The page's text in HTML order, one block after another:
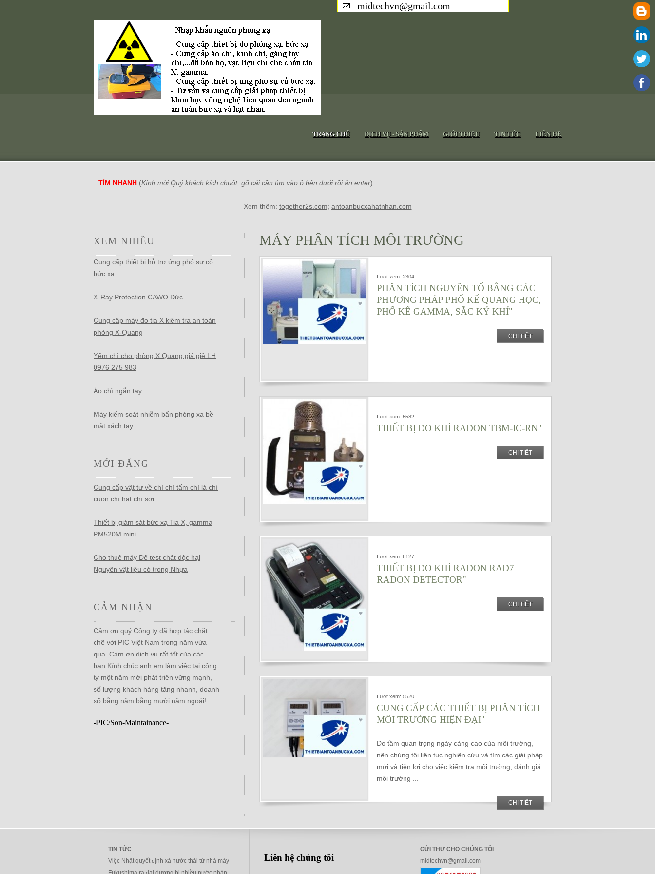
midtechvn@gmail.com
TRANG CHỦ DỊCH VỤ - SẢN PHẨM GIỚI THIỆU TIN TỨC LIÊN HỆ
TÌM NHANH (Kính mời Quý khách kích chuột, gõ cái cần tìm vào ô bên dưới rồi ấn enter):
Xem thêm: together2s.com; antoanbucxahatnhan.com
XEM NHIỀU
Cung cấp thiết bị hỗ trợ ứng phó sự cố
bức xạ
X-Ray Protection CAWO Đức
Cung cấp máy đo tia X kiểm tra an toàn
phòng X-Quang
Yếm chì cho phòng X Quang giá giẻ LH
0976 275 983
Áo chì ngắn tay
Máy kiểm soát nhiễm bẩn phóng xạ bề
mặt xách tay
MỚI ĐĂNG
Cung cấp vật tư về chì chì tấm chì lá chì
cuộn chì hạt chì sợi...
Thiết bị giám sát bức xạ Tia X, gamma
PM520M mini
Cho thuê máy Để test chất độc hại
Nguyên vật liệu có trong Nhựa
CẢM NHẬN
Cảm ơn quý Công ty đã hợp tác chặt
chẽ với PIC Việt Nam trong năm vừa
qua. Cảm ơn dịch vụ rất tốt của các
bạn.Kính chúc anh em làm việc tại công
ty một năm mới phát triển vững mạnh,
số lượng khách hàng tăng nhanh, doanh
số bằng năm bằng mười năm ngoái!
-PIC/Son-Maintainance-
MÁY PHÂN TÍCH MÔI TRƯỜNG
Lượt xem: 2304
PHÂN TÍCH NGUYÊN TỐ BẰNG CÁC
PHƯƠNG PHÁP PHỔ KẾ QUANG HỌC,
PHỔ KẾ GAMMA, SẮC KÝ KHÍ"
CHI TIẾT
Lượt xem: 5582
THIẾT BỊ ĐO KHÍ RADON TBM-IC-RN"
CHI TIẾT
Lượt xem: 6127
THIẾT BỊ ĐO KHÍ RADON RAD7
RADON DETECTOR"
CHI TIẾT
Lượt xem: 5520
CUNG CẤP CÁC THIẾT BỊ PHÂN TÍCH
MÔI TRƯỜNG HIỆN ĐẠI"
Do tầm quan trọng ngày càng cao của môi trường,
nên chúng tôi liên tục nghiên cứu và tìm các giải pháp
mới và tiện lợi cho việc kiểm tra môi trường, đánh giá
môi trường ...
CHI TIẾT
TIN TỨC
Việc Nhật quyết định xả nước thải từ nhà máy
Fukushima ra đại dương bị nhiều nước phản
Liên hệ chúng tôi
GỬI THƯ CHO CHÚNG TÔI
midtechvn@gmail.com